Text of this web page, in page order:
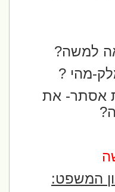
למשה?
מהי ?
אסתר- את
המשפט: